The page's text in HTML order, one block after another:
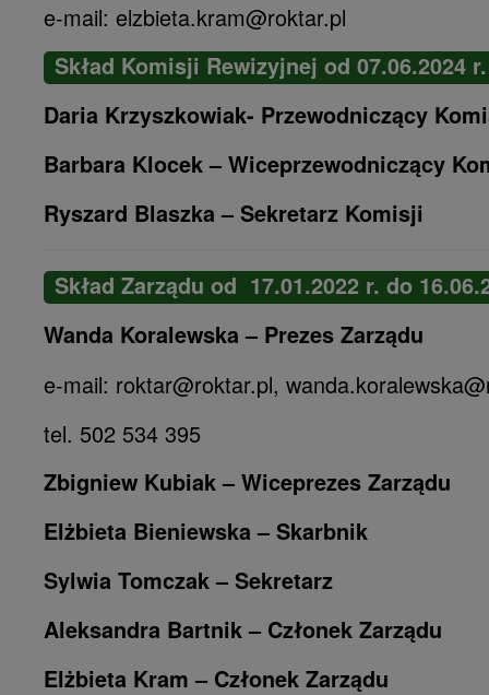
e-mail: elzbieta.kram@roktar.pl
Skład Komisji Rewizyjnej od 07.06.2024 r.
Daria Krzyszkowiak- Przewodniczący
Barbara Klocek – Wiceprzewodniczący
Ryszard Blaszka – Sekretarz Komisji
Skład Zarządu od 17.01.2022 r. do
Wanda Koralewska – Prezes Zarządu
e-mail: roktar@roktar.pl,
tel. 502 534 395
Zbigniew Kubiak – Wiceprezes Zarządu
Elżbieta Bieniewska – Skarbnik
Sylwia Tomczak – Sekretarz
Aleksandra Bartnik – Członek Zarządu
Elżbieta Kram – Członek Zarządu